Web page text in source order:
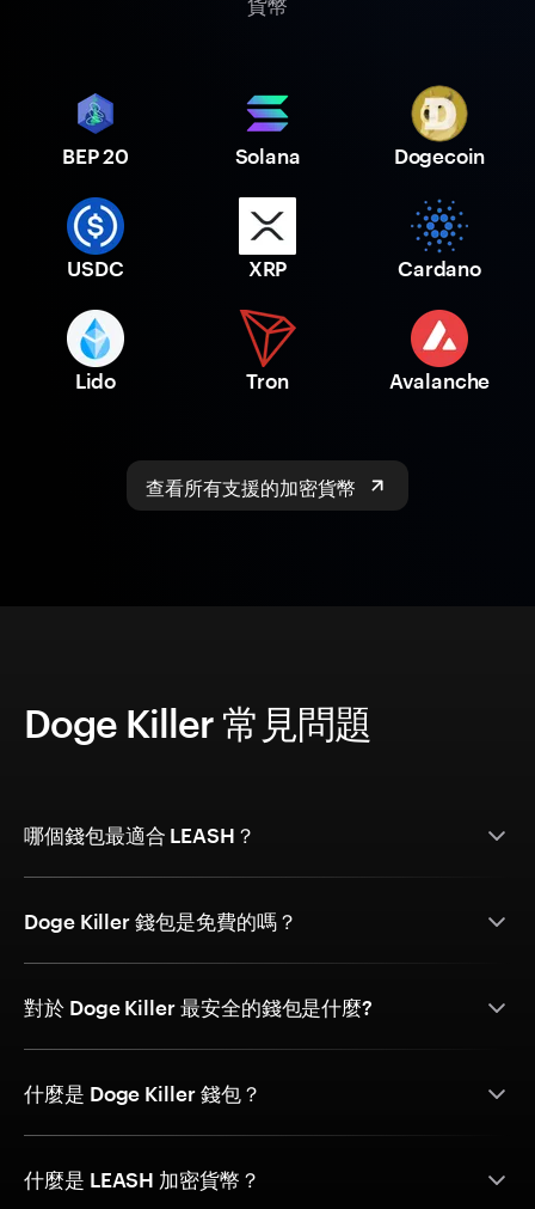
貨幣
BEP 20 Solana Dogecoin
USDC XRP Cardano
Lido Tron Avalanche
查看所有支援的加密貨幣
Doge Killer 常見問題
哪個錢包最適合 LEASH？
Doge Killer 錢包是免費的嗎？
對於 Doge Killer 最安全的錢包是什麼?
什麼是 Doge Killer 錢包？
什麼是 LEASH 加密貨幣？